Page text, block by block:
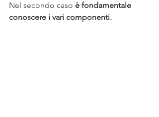
Nel secondo caso è fondamentale
conoscere i vari componenti.